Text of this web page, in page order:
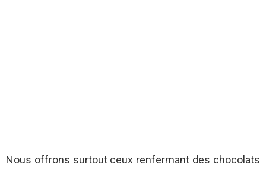
Nous offrons surtout ceux renfermant des chocolats